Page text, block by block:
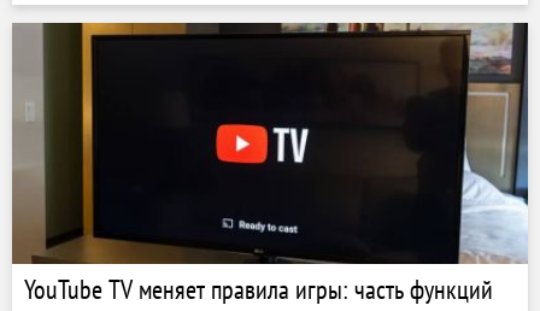
YouTube TV меняет правила игры: часть функций